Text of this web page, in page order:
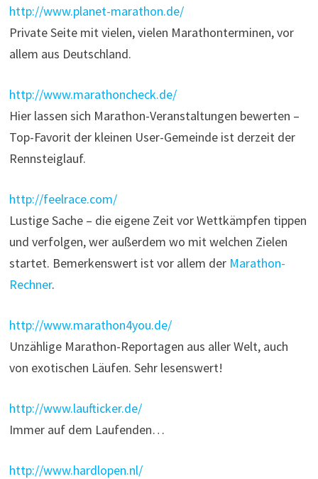
http://www.planet-marathon.de/
Private Seite mit vielen, vielen Marathonterminen, vor
allem aus Deutschland.
http://www.marathoncheck.de/
Hier lassen sich Marathon-Veranstaltungen bewerten –
Top-Favorit der kleinen User-Gemeinde ist derzeit der
Rennsteiglauf.
http://feelrace.com/
Lustige Sache – die eigene Zeit vor Wettkämpfen tippen
und verfolgen, wer außerdem wo mit welchen Zielen
startet. Bemerkenswert ist vor allem der Marathon-
Rechner.
http://www.marathon4you.de/
Unzählige Marathon-Reportagen aus aller Welt, auch
von exotischen Läufen. Sehr lesenswert!
http://www.laufticker.de/
Immer auf dem Laufenden…
http://www.hardlopen.nl/